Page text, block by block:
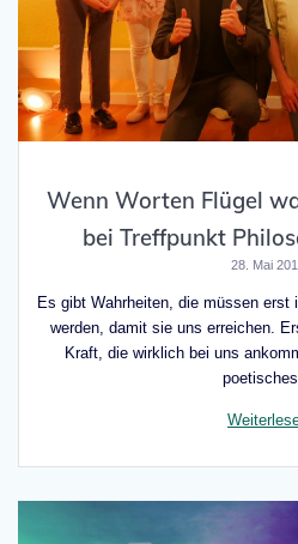
Wenn Worten Flügel
bei Treffpunkt
28. Mai
Es gibt Wahrheiten, die müssen erst
werden, damit sie uns erreichen.
Kraft, die wirklich bei uns